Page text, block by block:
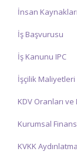
İnsan Kaynakları
İş Başvurusu
İş Kanunu IPC
İşçilik Maliyetleri
KDV Oranları ve
Kurumsal Finans
KVKK